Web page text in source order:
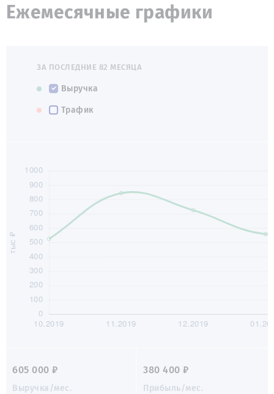
Ежемесячные графики
ЗА ПОСЛЕДНИЕ 82 МЕСЯЦА
Выручка
Трафик
605 000 ₽
Выручка/мес.
380 400 ₽
Прибыль/мес.